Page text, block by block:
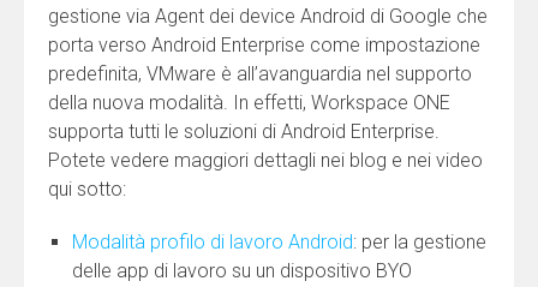
gestione via Agent dei device Android di Google che
porta verso Android Enterprise come impostazione
predefinita, VMware è all’avanguardia nel supporto
della nuova modalità. In effetti, Workspace ONE
supporta tutti le soluzioni di Android Enterprise.
Potete vedere maggiori dettagli nei blog e nei video
qui sotto:
Modalità profilo di lavoro Android: per la gestione
delle app di lavoro su un dispositivo BYO